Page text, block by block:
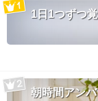
1日1つずつ
朝時間アン